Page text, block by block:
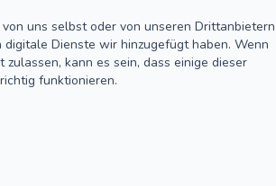
uns selbst oder von unseren Drittanbietern
Dienste wir hinzugefügt haben. Wenn
zulassen, kann es sein, dass einige dieser
funktionieren.